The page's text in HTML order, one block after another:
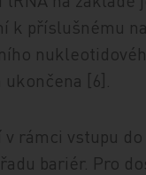
k příslušnému
[6].
v rámci vstupu
bariér. Pro